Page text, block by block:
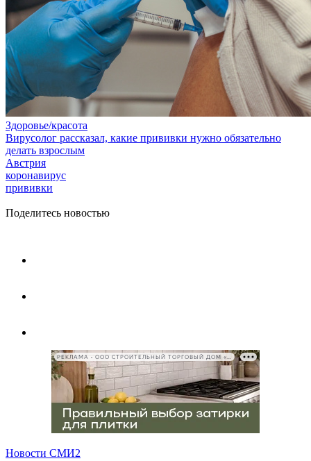
Здоровье/красота
Вирусолог рассказал, какие прививки нужно обязательно
делать взрослым
Австрия
коронавирус
прививки
Поделитесь новостью
РЕКЛАМА • ООО СТРОИТЕЛЬНЫЙ ТОРГОВЫЙ ДОМ «ПЕТРОВИЧ», ИНН 7802348846
Новости СМИ2